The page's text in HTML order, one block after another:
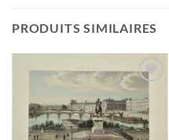
PRODUITS SIMILAIRES
Ajouter
à la
wishlist